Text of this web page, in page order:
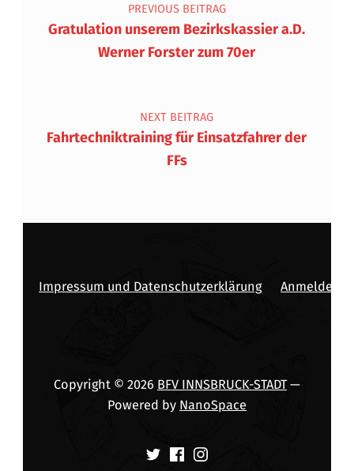
PREVIOUS BEITRAG
Gratulation unserem Bezirkskassier a.D.
Werner Forster zum 70er
NEXT BEITRAG
Fahrtechniktraining für Einsatzfahrer der
FFs
Impressum und Datenschutzerklärung Anmelden
Copyright © 2026 BFV INNSBRUCK-STADT—
Powered by NanoSpace